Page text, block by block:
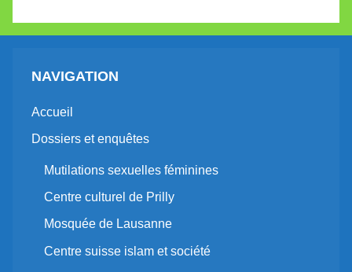
NAVIGATION
Accueil
Dossiers et enquêtes
Mutilations sexuelles féminines
Centre culturel de Prilly
Mosquée de Lausanne
Centre suisse islam et société